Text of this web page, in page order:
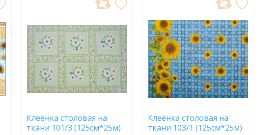
ИЗБРАННОЕ
Клеёнка столовая на
ткани 101/3 (125см*25м)
ИЗБРАННОЕ
Клеёнка столовая на
ткани 103/1 (125см*25м)